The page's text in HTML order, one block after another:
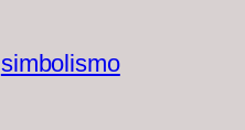
simbolismo